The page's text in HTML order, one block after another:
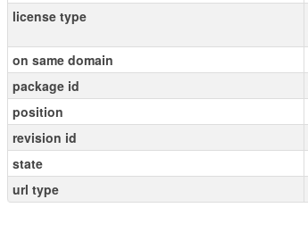
license type
on same domain
package id
position
revision id
state
url type